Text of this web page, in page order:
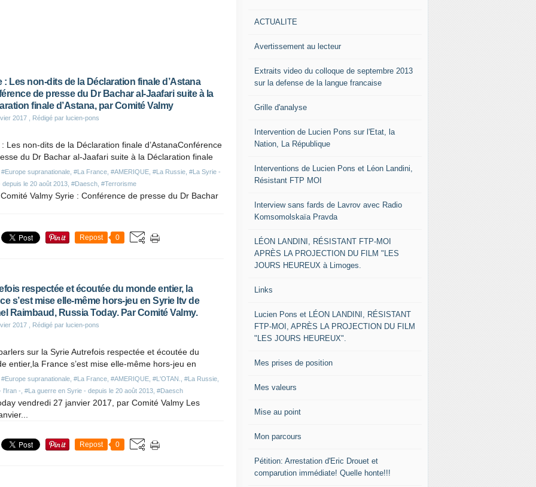
: Les non-dits de la Déclaration finale d’Astana
de presse du Dr Bachar al-Jaafari suite à la
finale d’Astana, par Comité Valmy
2017 , Rédigé par lucien-pons
#Europe supranationale #La France #AMERIQUE #La Russie #La Syrie -
le 20 août 2013 #Daesch #Terrorisme
Les non-dits de la Déclaration finale d’AstanaConférence
du Dr Bachar al-Jaafari suite à la Déclaration finale
Valmy Syrie : Conférence de presse du Dr Bachar
Repost 0
respectée et écoutée du monde entier, la
s’est mise elle-même hors-jeu en Syrie Itv de
Raimbaud, Russia Today. Par Comité Valmy.
2017 , Rédigé par lucien-pons
#Europe supranationale #La France #AMERIQUE #L'OTAN. #La Russie
l'Iran - #La guerre en Syrie - depuis le 20 août 2013 #Daesch
sur la Syrie Autrefois respectée et écoutée du
entier,la France s’est mise elle-même hors-jeu en
vendredi 27 janvier 2017, par Comité Valmy Les
Repost 0
ACTUALITE
Avertissement au lecteur
Extraits video du colloque de septembre 2013
sur la defense de la langue francaise
Grille d'analyse
Intervention de Lucien Pons sur l'Etat, la
Nation, La République
Interventions de Lucien Pons et Léon Landini,
Résistant FTP MOI
Interview sans fards de Lavrov avec Radio
Komsomolskaïa Pravda
LÉON LANDINI, RÉSISTANT FTP-MOI
APRÈS LA PROJECTION DU FILM "LES
JOURS HEUREUX à Limoges.
Links
Lucien Pons et LÉON LANDINI, RÉSISTANT
FTP-MOI, APRÈS LA PROJECTION DU FILM
"LES JOURS HEUREUX".
Mes prises de position
Mes valeurs
Mise au point
Mon parcours
Pétition: Arrestation d'Eric Drouet et
comparution immédiate! Quelle honte!!!